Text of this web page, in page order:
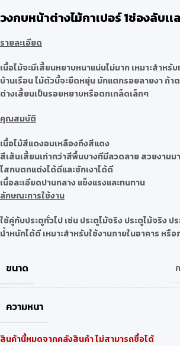
วงกบหน้าต่างไม้กาเปอร์ 1ช่องลับเเล
รายละเอียด
เนื้อไม้จะมีเสี้ยนหยาบหนาแน่นไม่มาก เหมาะสำห
บ้านเรือน ไม้ตัวนี้จะยืดหยุ่น มักแตกรอยลายงา ถ้
ต่างเสี้ยนเป็นรอยหยาบหรือตกเกล็ดเล็กๆ
คุณสมบัติ
เนื้อไม้สีแดงอมเหลืองถึงสีแดง
สีเส้นเสี้ยนเก่ากว่าสีพื้นบางทีมีลวดลาย สวยงามม
ไสกบตกแต่งได้ดีและชักเงาได้ดี
เนื้อละเอียดปานกลาง แข็งแรงและทนทาน
ลักษณะการใช้งาน
ใช้คู่กับประตูทั่วไป เช่น ประตูไม้จริง ประตูไม้จริง ป
น้ำหนักได้ดี เหมาะสำหรับใช้งานภายในอาคาร หรื
ขนาด
ความหนา
สินค้านี้หมดจากคลังสินค้า ไม่สามารถซื้อได้